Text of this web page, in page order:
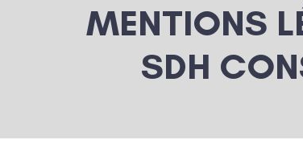
MENTIONS
SDH